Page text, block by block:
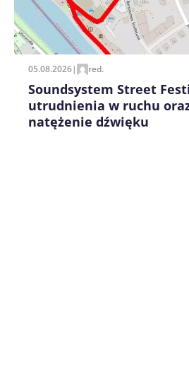
Zapamiętaj moje dane w tej
pisania kolejnych
05.08.2026| red.
Soundsystem Street
utrudnienia w ruchu
natężenie dźwięku